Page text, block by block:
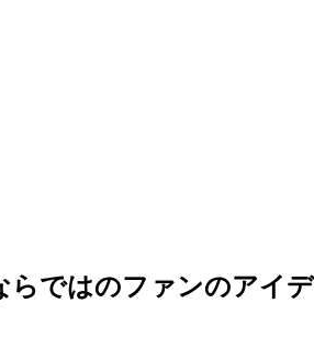
ではのファンのアイデ